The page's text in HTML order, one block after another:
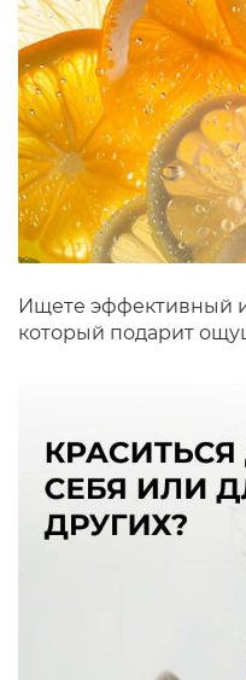
Ищете эффективный
который подарит